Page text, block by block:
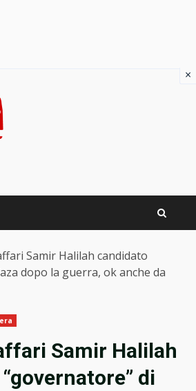
Samir Halilah candidato
dopo la guerra, ok anche da
Samir Halilah
di
×